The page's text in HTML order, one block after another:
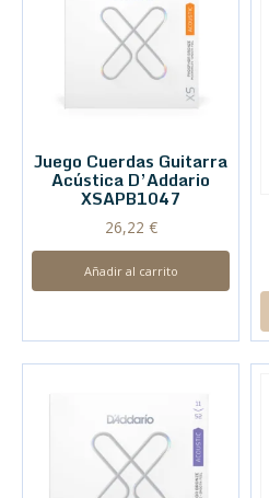
Juego Cuerdas Guitarra
Acústica D’Addario
XSAPB1047
26,22 €
Añadir al carrito